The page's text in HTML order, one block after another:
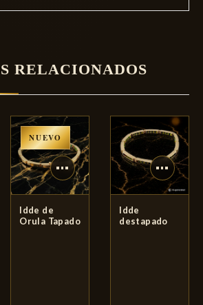
RELACIONADOS
NUEVO
Idde de
Orula Tapado
Idde
destapado